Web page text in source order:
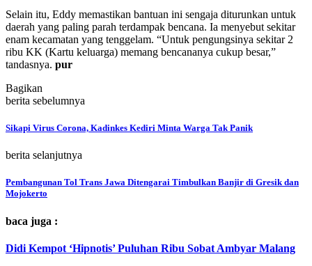
Selain itu, Eddy memastikan bantuan ini sengaja diturunkan untuk
daerah yang paling parah terdampak bencana. Ia menyebut sekitar
enam kecamatan yang tenggelam. “Untuk pengungsinya sekitar 2
ribu KK (Kartu keluarga) memang bencananya cukup besar,”
tandasnya. pur
Bagikan
berita sebelumnya
Sikapi Virus Corona, Kadinkes Kediri Minta Warga Tak Panik
berita selanjutnya
Pembangunan Tol Trans Jawa Ditengarai Timbulkan Banjir di Gresik dan
Mojokerto
baca juga :
Didi Kempot ‘Hipnotis’ Puluhan Ribu Sobat Ambyar Malang